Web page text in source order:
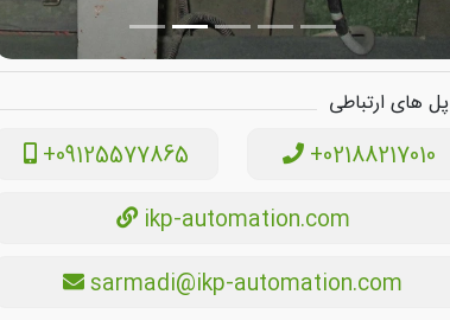
پل های ارتباطی
+09125577865
+02188217010
ikp-automation.com
sarmadi@ikp-automation.com